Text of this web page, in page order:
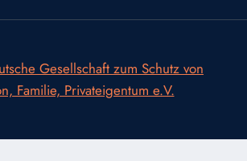
Gesellschaft zum Schutz von
Familie, Privateigentum e.V.